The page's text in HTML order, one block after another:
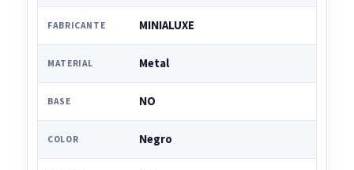
FABRICANTE MINIALUXE
MATERIAL Metal
BASE NO
COLOR Negro